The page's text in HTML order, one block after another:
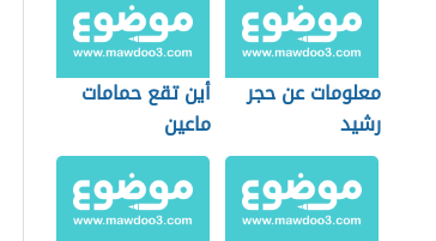
معلومات عن حجر
رشيد
أين تقع حمامات
ماعين